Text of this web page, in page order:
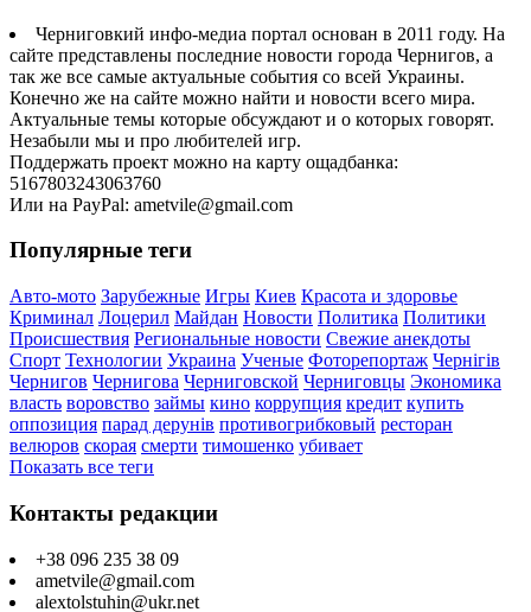
Черниговкий инфо-медиа портал основан в 2011 году. На
сайте представлены последние новости города Чернигов, а
так же все самые актуальные события со всей Украины.
Конечно же на сайте можно найти и новости всего мира.
Актуальные темы которые обсуждают и о которых говорят.
Незабыли мы и про любителей игр.
Поддержать проект можно на карту ощадбанка:
5167803243063760
Или на PayPal: ametvile@gmail.com
Популярные теги
Авто-мото Зарубежные Игры Киев Красота и здоровье
Криминал Лоцерил Майдан Новости Политика Политики
Происшествия Региональные новости Свежие анекдоты
Спорт Технологии Украина Ученые Фоторепортаж Чернігів
Чернигов Чернигова Черниговской Черниговцы Экономика
власть воровство займы кино коррупция кредит купить
оппозиция парад дерунів противогрибковый ресторан
велюров скорая смерти тимошенко убивает
Показать все теги
Контакты редакции
+38 096 235 38 09
ametvile@gmail.com
alextolstuhin@ukr.net